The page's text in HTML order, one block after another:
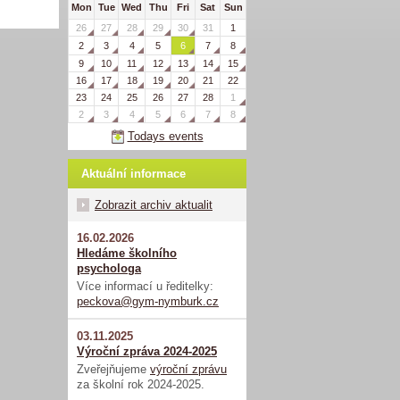
Mon Tue Wed Thu Fri Sat
Sun
26
27 28 29 30 31
1
2
3 4 5 6 7
8
9
10 11 12 13 14
15
16
17 18 19 20 21
22
23
24 25 26 27 28
1
2
3 4 5 6 7 8
Todays events
Aktuální informace
Zobrazit archiv aktualit
16.02.2026
Hledáme školního
psychologa
Více informací u ředitelky:
peckova@gym-nymburk.cz
03.11.2025
Výroční zpráva 2024-2025
Zveřejňujeme výroční zprávu
za školní rok 2024-2025.